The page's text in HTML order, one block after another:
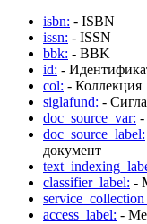
isbn: - ISBN
issn: - ISSN
bbk: - BBK
id: -
col: - Коллекция
siglafund: -
doc_source_var: -
doc_source_label:
документ
classifier_label: -
access_label: -